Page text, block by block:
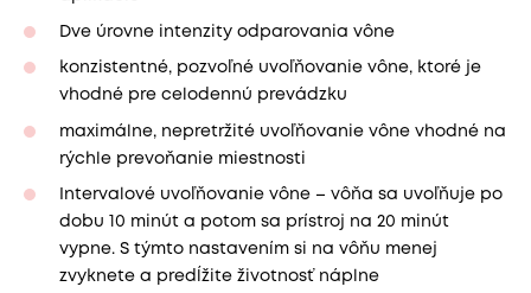
Dve úrovne intenzity odparovania vône
konzistentné, pozvoľné uvoľňovanie vône, ktoré je
vhodné pre celodennú prevádzku
maximálne, nepretržité uvoľňovanie vône vhodné na
rýchle prevoňanie miestnosti
Intervalové uvoľňovanie vône – vôňa sa uvoľňuje po
dobu 10 minút a potom sa prístroj na 20 minút
vypne. S týmto nastavením si na vôňu menej
zvyknete a predĺžite životnosť náplne